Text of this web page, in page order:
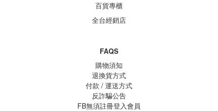
百貨專櫃
全台經銷店
FAQS
購物須知
退換貨方式
付款 / 運送方式
反詐騙公告
FB無須註冊登入會員